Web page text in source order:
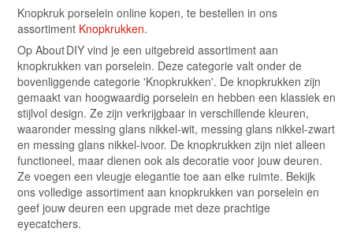
Knopkruk porselein online kopen, te bestellen in ons
assortiment Knopkrukken.
Op About DIY vind je een uitgebreid assortiment aan
knopkrukken van porselein. Deze categorie valt onder de
bovenliggende categorie 'Knopkrukken'. De knopkrukken zijn
gemaakt van hoogwaardig porselein en hebben een klassiek en
stijlvol design. Ze zijn verkrijgbaar in verschillende kleuren,
waaronder messing glans nikkel-wit, messing glans nikkel-zwart
en messing glans nikkel-ivoor. De knopkrukken zijn niet alleen
functioneel, maar dienen ook als decoratie voor jouw deuren.
Ze voegen een vleugje elegantie toe aan elke ruimte. Bekijk
ons volledige assortiment aan knopkrukken van porselein en
geef jouw deuren een upgrade met deze prachtige
eyecatchers.